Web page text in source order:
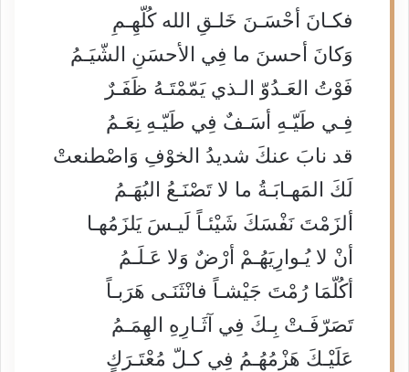
فكـانَ أحْسَـنَ خَلـقِ الله كُلّهِـمِ
وَكانَ أحسنَ ما فِي الأحسَنِ الشّيَـمُ
فَوْتُ العَـدُوّ الـذي يَمّمْتَـهُ ظَفَـرٌ
فِـي طَيّـهِ أسَـفٌ فِي طَيّـهِ نِعَـمُ
قد نابَ عنكَ شديدُ الخوْفِ وَاصْطنعتْ
لَكَ المَهـابَـةُ ما لا تَصْنَـعُ البُهَـمُ
ألزَمْتَ نَفْسَكَ شَيْئـاً لَيـسَ يَلزَمُهـا
أنْ لا يُـوارِيَهُـمْ أرْضٌ وَلا عَـلَـمُ
أكُلّمَا رُمْتَ جَيْشـاً فانْثَنَـى هَرَبـاً
تَصَرّفَـتْ بِـكَ فِي آثَـارِهِ الهِمَـمُ
عَلَيْـكَ هَزْمُهُـمُ فِي كـلّ مُعْتَـرَكٍ